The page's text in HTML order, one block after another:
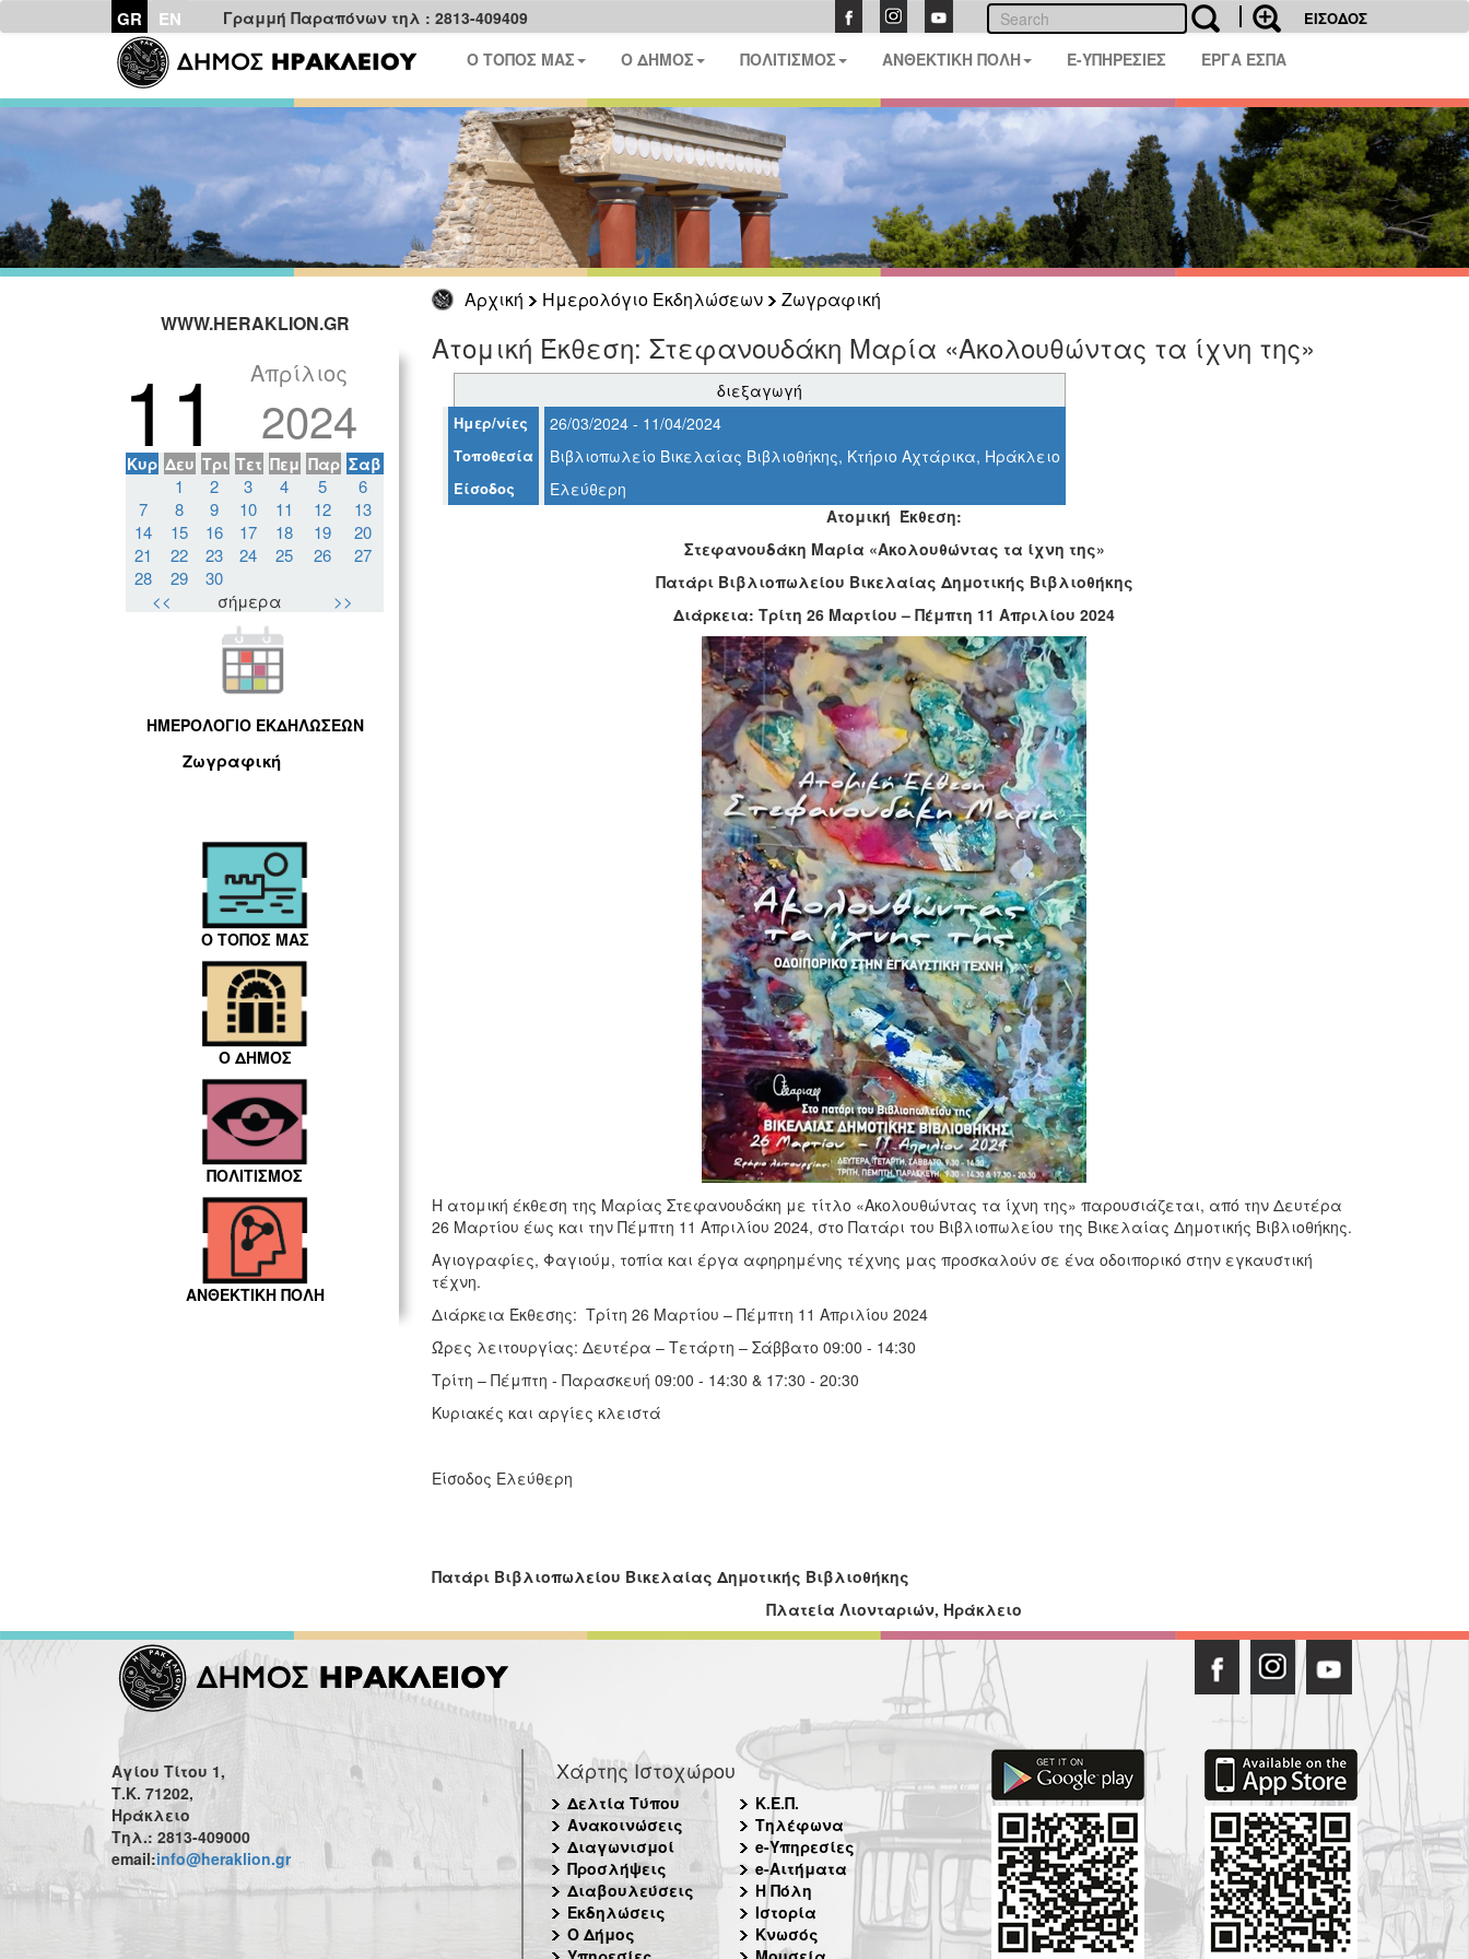
GR EN Γραμμή Παραπόνων τηλ : 2813-409409 ΕΙΣΟΔΟΣ
Ο ΤΟΠΟΣ ΜΑΣ Ο ΔΗΜΟΣ ΠΟΛΙΤΙΣΜΟΣ ΑΝΘΕΚΤΙΚΗ ΠΟΛΗ E-ΥΠΗΡΕΣΙΕΣ ΕΡΓΑ ΕΣΠΑ
Αρχική Ημερολόγιο Εκδηλώσεων
Ζωγραφική
WWW.HERAKLION.GR
11 Απρίλιος
2024
Κυρ Δευ Τρι Τετ Πεμ Παρ Σαβ
1 2 3 4 5
6
7
8 9 10 11 12
13
14
15 16 17 18 19
20
21
22 23 24 25 26
27
28
29
30
<<
σήμερα >>
ΗΜΕΡΟΛΟΓΙΟ ΕΚΔΗΛΩΣΕΩΝ
Ζωγραφική
Ο ΤΟΠΟΣ ΜΑΣ
Ο ΔΗΜΟΣ
ΠΟΛΙΤΙΣΜΟΣ
ΑΝΘΕΚΤΙΚΗ ΠΟΛΗ
Ατομική Έκθεση: Στεφανουδάκη Μαρία «Ακολουθώντας τα ίχνη της»
διεξαγωγή
Ημερ/νίες 26/03/2024 - 11/04/2024
Τοποθεσία Βιβλιοπωλείο Βικελαίας Βιβλιοθήκης, Κτήριο Αχτάρικα, Ηράκλειο
Είσοδος
Ελεύθερη
Ατομική Έκθεση:
Στεφανουδάκη Μαρία «Ακολουθώντας τα ίχνη της»
Πατάρι Βιβλιοπωλείου Βικελαίας Δημοτικής Βιβλιοθήκης
Διάρκεια: Τρίτη 26 Μαρτίου – Πέμπτη 11 Απριλίου 2024
Η ατομική έκθεση της Μαρίας Στεφανουδάκη με τίτλο «Ακολουθώντας τα ίχνη της» παρουσιάζεται, από την Δευτέρα
26 Μαρτίου έως και την Πέμπτη 11 Απριλίου 2024, στο Πατάρι του Βιβλιοπωλείου της Βικελαίας Δημοτικής Βιβλιοθήκης.
Αγιογραφίες, Φαγιούμ, τοπία και έργα αφηρημένης τέχνης μας προσκαλούν σε ένα οδοιπορικό στην εγκαυστική
τέχνη.
Διάρκεια Έκθεσης: Τρίτη 26 Μαρτίου – Πέμπτη 11 Απριλίου 2024
Ώρες λειτουργίας: Δευτέρα – Τετάρτη – Σάββατο 09:00 - 14:30
Τρίτη – Πέμπτη - Παρασκευή 09:00 - 14:30 & 17:30 - 20:30
Κυριακές και αργίες κλειστά
Είσοδος Ελεύθερη
Πατάρι Βιβλιοπωλείου Βικελαίας Δημοτικής Βιβλιοθήκης
Πλατεία Λιονταριών, Ηράκλειο
Αγίου Τίτου 1,
Τ.Κ. 71202,
Ηράκλειο
Τηλ.: 2813-409000
email:info@heraklion.gr
Χάρτης Ιστοχώρου
Δελτία Τύπου
Ανακοινώσεις
Διαγωνισμοί
Προσλήψεις
Διαβουλεύσεις
Εκδηλώσεις
Ο Δήμος
Κ.Ε.Π.
Τηλέφωνα
e-Υπηρεσίες
e-Αιτήματα
Η Πόλη
Ιστορία
Κνωσός